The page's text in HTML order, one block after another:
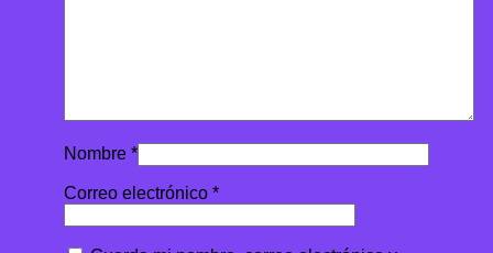
Nombre *
Correo electrónico *